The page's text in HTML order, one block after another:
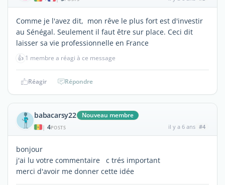
Comme je l'avez dit, mon rêve le plus fort est d'investir
au Sénégal. Seulement il faut être sur place. Ceci dit
laisser sa vie professionnelle en France
👍 1 membre a réagi à ce message
Réagir Répondre
babacarsy22 Nouveau membre
| 4POSTS il y a 6 ans #4
bonjour
j'ai lu votre commentaire c trés important
merci d'avoir me donner cette idée